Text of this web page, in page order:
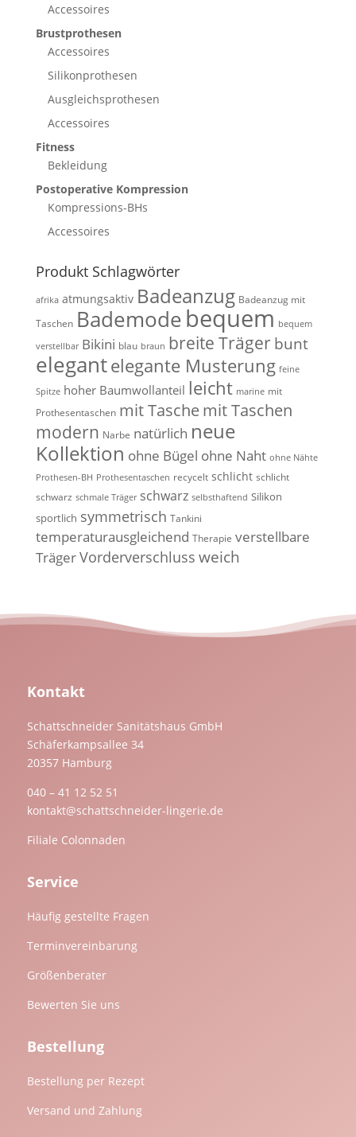
Accessoires
Brustprothesen
Accessoires
Silikonprothesen
Ausgleichsprothesen
Accessoires
Fitness
Bekleidung
Postoperative Kompression
Kompressions-BHs
Accessoires
Produkt Schlagwörter
afrika atmungsaktiv Badeanzug Badeanzug mit
Taschen Bademodebequem bequem
verstellbar Bikini blau braun breite Träger bunt
elegantelegante Musterung feine
Spitze hoher Baumwollanteil leicht marine mit
Prothesentaschen mit Taschemit Taschen
modern Narbe natürlich neue
Kollektion ohne Bügel ohne Naht ohne Nähte
Prothesen-BH Prothesentaschen recycelt schlicht schlicht
schwarz schmale Träger schwarz selbsthaftend Silikon
sportlich symmetrisch Tankini
temperaturausgleichend Therapie verstellbare
TrägerVorderverschluss weich
Kontakt
Schattschneider Sanitätshaus GmbH
Schäferkampsallee 34
20357 Hamburg
040 – 41 12 52 51
kontakt@schattschneider-lingerie.de
Filiale Colonnaden
Service
Häufig gestellte Fragen
Terminvereinbarung
Größenberater
Bewerten Sie uns
Bestellung
Bestellung per Rezept
Versand und Zahlung